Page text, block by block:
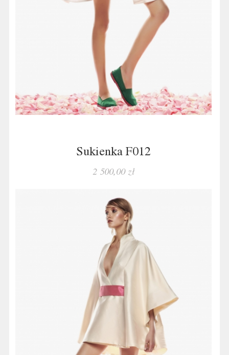
Sukienka F012
2 500,00 zł